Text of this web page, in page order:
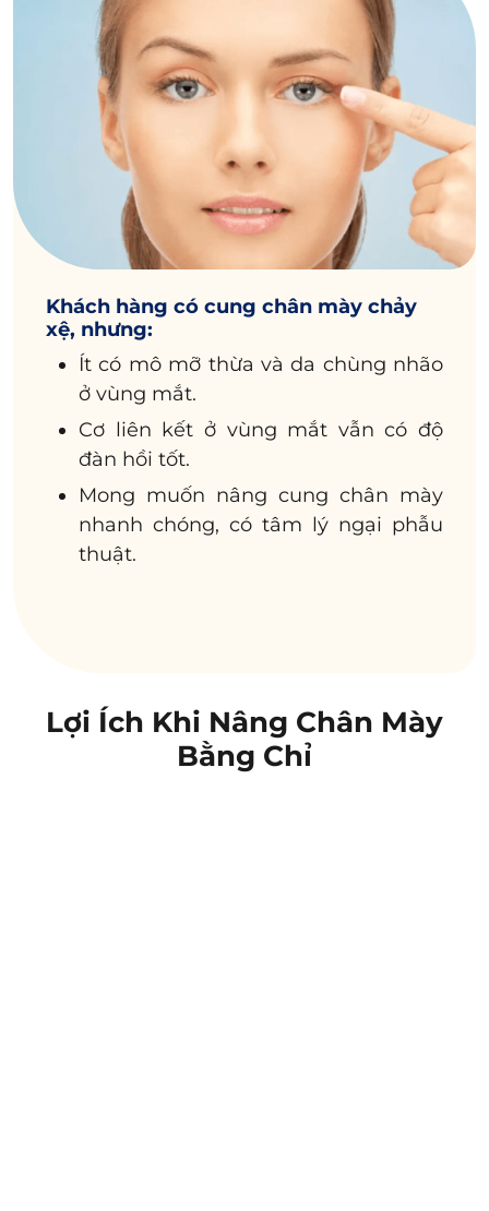
Khách hàng có cung chân mày chảy
xệ, nhưng:
Ít có mô mỡ thừa và da chùng nhão
ở vùng mắt.
Cơ liên kết ở vùng mắt vẫn có độ
đàn hồi tốt.
Mong muốn nâng cung chân mày
nhanh chóng, có tâm lý ngại phẫu
thuật.
Lợi Ích Khi Nâng Chân Mày
Bằng Chỉ